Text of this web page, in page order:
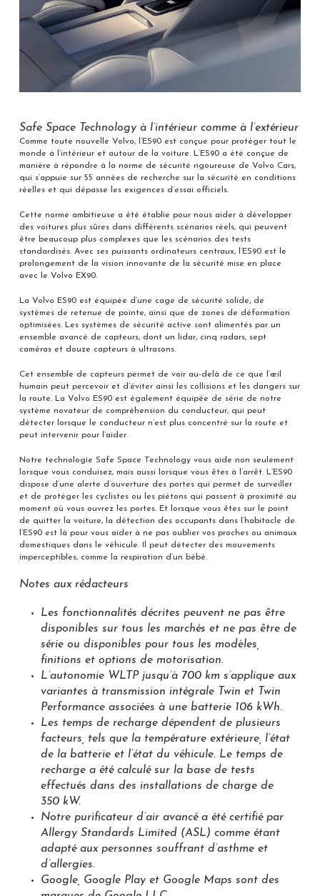
Safe Space Technology à l’intérieur comme à l’extérieur
Comme toute nouvelle Volvo, l’ES90 est conçue pour protéger tout le
monde à l’intérieur et autour de la voiture. L’ES90 a été conçue de
manière à répondre à la norme de sécurité rigoureuse de Volvo Cars,
qui s’appuie sur 55 années de recherche sur la sécurité en conditions
réelles et qui dépasse les exigences d’essai officiels.
Cette norme ambitieuse a été établie pour nous aider à développer
des voitures plus sûres dans différents scénarios réels, qui peuvent
être beaucoup plus complexes que les scénarios des tests
standardisés. Avec ses puissants ordinateurs centraux, l’ES90 est le
prolongement de la vision innovante de la sécurité mise en place
avec le Volvo EX90.
La Volvo ES90 est équipée d’une cage de sécurité solide, de
systèmes de retenue de pointe, ainsi que de zones de déformation
optimisées. Les systèmes de sécurité active sont alimentés par un
ensemble avancé de capteurs, dont un lidar, cinq radars, sept
caméras et douze capteurs à ultrasons.
Cet ensemble de capteurs permet de voir au-delà de ce que l’œil
humain peut percevoir et d’éviter ainsi les collisions et les dangers sur
la route. La Volvo ES90 est également équipée de série de notre
système novateur de compréhension du conducteur, qui peut
détecter lorsque le conducteur n’est plus concentré sur la route et
peut intervenir pour l’aider.
Notre technologie Safe Space Technology vous aide non seulement
lorsque vous conduisez, mais aussi lorsque vous êtes à l’arrêt. L’ES90
dispose d’une alerte d’ouverture des portes qui permet de surveiller
et de protéger les cyclistes ou les piétons qui passent à proximité au
moment où vous ouvrez les portes. Et lorsque vous êtes sur le point
de quitter la voiture, la détection des occupants dans l’habitacle de
l’ES90 est là pour vous aider à ne pas oublier vos proches ou animaux
domestiques dans le véhicule. Il peut détecter des mouvements
imperceptibles, comme la respiration d’un bébé.
Notes aux rédacteurs
Les fonctionnalités décrites peuvent ne pas être
disponibles sur tous les marchés et ne pas être de
série ou disponibles pour tous les modèles,
finitions et options de motorisation.
L’autonomie WLTP jusqu’à 700 km s’applique aux
variantes à transmission intégrale Twin et Twin
Performance associées à une batterie 106 kWh.
Les temps de recharge dépendent de plusieurs
facteurs, tels que la température extérieure, l’état
de la batterie et l’état du véhicule. Le temps de
recharge a été calculé sur la base de tests
effectués dans des installations de charge de
350 kW.
Notre purificateur d’air avancé a été certifié par
Allergy Standards Limited (ASL) comme étant
adapté aux personnes souffrant d’asthme et
d’allergies.
Google, Google Play et Google Maps sont des